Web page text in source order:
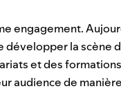
engagement.
la scène
et des
audience de